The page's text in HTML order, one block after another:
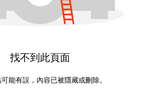
找不到此頁面
能有誤，內容已被隱藏或刪除。